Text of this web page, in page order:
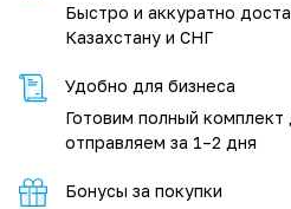
Быстро и аккуратно
Казахстану и СНГ
Удобно для бизнеса
Готовим полный комплект
отправляем за 1–2 дня
Бонусы за покупки